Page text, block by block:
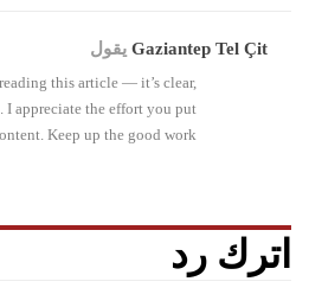
Gaziantep Tel Çit يقول
this article — it’s clear,
appreciate the effort you put
Keep up the good work!
اترك رد